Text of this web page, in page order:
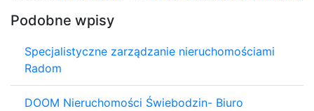
Podobne wpisy
Specjalistyczne zarządzanie nieruchomościami
Radom
DOOM Nieruchomości Świebodzin- Biuro